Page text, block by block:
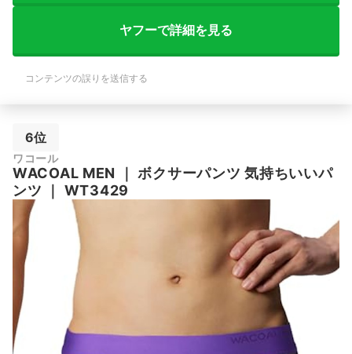
ヤフーで詳細を見る
コンテンツの誤りを送信する
6位
ワコール
WACOAL MEN ｜ボクサーパンツ 気持ちいいパ
ンツ
WT3429